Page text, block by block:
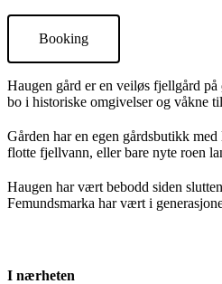
Booking
Haugen gård er en veiløs fjellgård
bo i historiske omgivelser og våkne
Gården har en egen gårdsbutikk
flotte fjellvann, eller bare nyte roen
Haugen har vært bebodd siden
Femundsmarka har vært i
I nærheten